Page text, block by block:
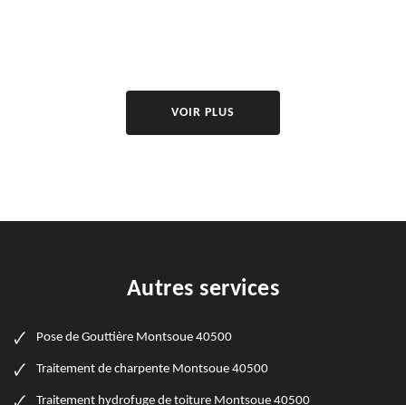
VOIR PLUS
Autres services
Pose de Gouttière Montsoue 40500
Traitement de charpente Montsoue 40500
Traitement hydrofuge de toiture Montsoue 40500